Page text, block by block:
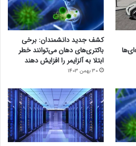
کشف جدید دانشمندان: برخی
باکتری‌های دهان می‌توانند خطر
ابتلا به آلزایمر را افزایش دهند
30 بهمن 1403